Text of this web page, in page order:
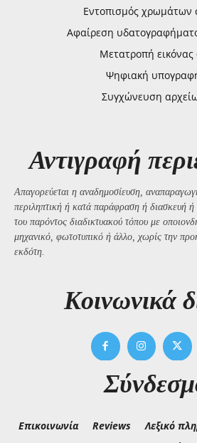
Εντοπισμός χρωμάτων
Αφαίρεση
Μετατροπή εικόνας
Ψηφιακή
Συγχώνευση
Αντιγραφή
Απαγορεύεται η αναδημοσίευση,
περιληπτική ή κατά παράφραση ή διασκευή
του παρόντος διαδικτυακού τόπου με
μηχανικό, φωτοτυπικό ή άλλο, χωρίς την
εκδότη.
Kοινωνικά
Επικοινωνία Reviews Λεξικό